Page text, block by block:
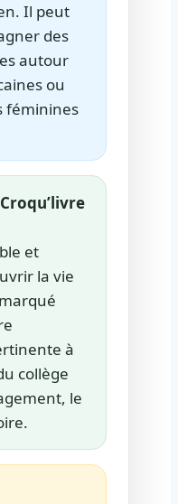
Il peut
des
autour
ou
féminines
et
la vie
à
collège
le